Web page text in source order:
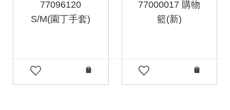
77096120
S/M(園丁手套)
77000017 購物
籃(新)